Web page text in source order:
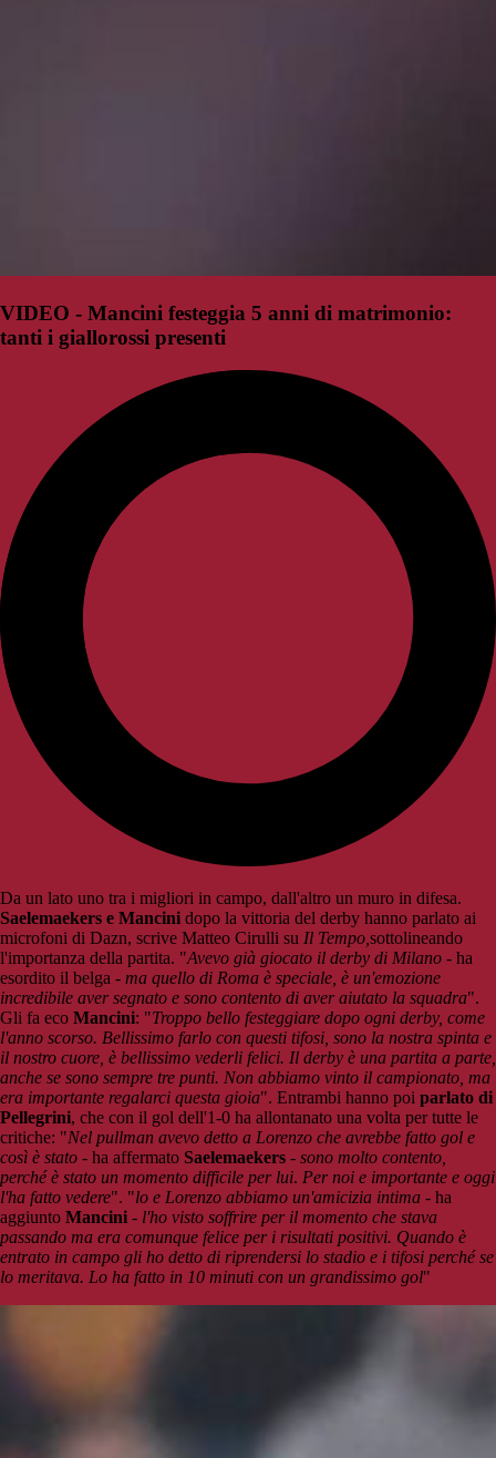
VIDEO - Mancini festeggia 5 anni di matrimonio:
tanti i giallorossi presenti
Da un lato uno tra i migliori in campo, dall'altro un muro in difesa.
Saelemaekers e Mancini dopo la vittoria del derby hanno parlato ai
microfoni di Dazn, scrive Matteo Cirulli su Il Tempo,sottolineando
l'importanza della partita. "Avevo già giocato il derby di Milano - ha
esordito il belga - ma quello di Roma è speciale, è un'emozione
incredibile aver segnato e sono contento di aver aiutato la squadra".
Gli fa eco Mancini: "Troppo bello festeggiare dopo ogni derby, come
l'anno scorso. Bellissimo farlo con questi tifosi, sono la nostra spinta e
il nostro cuore, è bellissimo vederli felici. Il derby è una partita a parte,
anche se sono sempre tre punti. Non abbiamo vinto il campionato, ma
era importante regalarci questa gioia". Entrambi hanno poi parlato di
Pellegrini, che con il gol dell'1-0 ha allontanato una volta per tutte le
critiche: "Nel pullman avevo detto a Lorenzo che avrebbe fatto gol e
così è stato - ha affermato Saelemaekers - sono molto contento,
perché è stato un momento difficile per lui. Per noi e importante e oggi
l'ha fatto vedere". "lo e Lorenzo abbiamo un'amicizia intima - ha
aggiunto Mancini - l'ho visto soffrire per il momento che stava
passando ma era comunque felice per i risultati positivi. Quando è
entrato in campo gli ho detto di riprendersi lo stadio e i tifosi perché se
lo meritava. Lo ha fatto in 10 minuti con un grandissimo gol"